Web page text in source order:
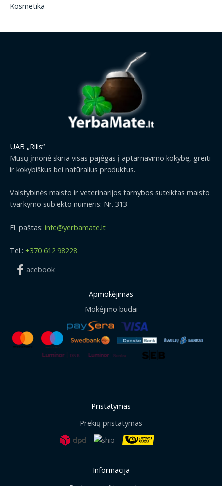
Kosmetika
UAB „Rilis“
Mūsų įmonė skiria visas pajėgas į aptarnavimo kokybę, greiti
ir kokybiškus bei natūralius produktus.
Valstybinės maisto ir veterinarijos tarnybos suteiktas maisto
tvarkymo subjekto numeris: Nr. 313
El. paštas: info@yerbamate.lt
Tel.: +370 612 98228
acebook
Apmokėjimas
Mokėjimo būdai
Pristatymas
Prekių pristatymas
Informacija